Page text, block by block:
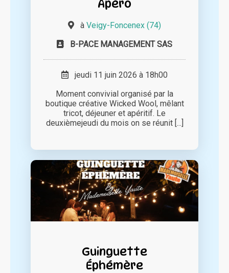
Apéro
à Veigy-Foncenex (74)
B-PACE MANAGEMENT SAS
jeudi 11 juin 2026 à 18h00
Moment convivial organisé par la
boutique créative Wicked Wool, mêlant
tricot, déjeuner et apéritif. Le
deuxièmejeudi du mois on se réunit [...]
Guinguette
Éphémère